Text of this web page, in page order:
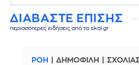
ΔΙΑΒΑΣΤΕ ΕΠΙΣΗΣ
περισσότερες ειδήσεις από το skai.gr
ΡΟΗ ΔΗΜΟΦΙΛΗ